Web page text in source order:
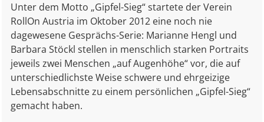
Unter dem Motto „Gipfel-Sieg“ startete der Verein
RollOn Austria im Oktober 2012 eine noch nie
dagewesene Gesprächs-Serie: Marianne Hengl und
Barbara Stöckl stellen in menschlich starken Portraits
jeweils zwei Menschen „auf Augenhöhe“ vor, die auf
unterschiedlichste Weise schwere und ehrgeizige
Lebensabschnitte zu einem persönlichen „Gipfel-Sieg“
gemacht haben.